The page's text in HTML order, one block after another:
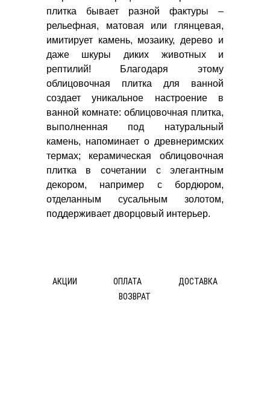
плитка бывает разной фактуры –
рельефная, матовая или глянцевая,
имитирует камень, мозаику, дерево и
даже шкуры диких животных и
рептилий! Благодаря этому
облицовочная плитка для ванной
создает уникальное настроение в
ванной комнате: облицовочная плитка,
выполненная под натуральный
камень, напоминает о древнеримских
термах; керамическая облицовочная
плитка в сочетании с элегантным
декором, например с бордюром,
отделанным сусальным золотом,
поддерживает дворцовый интерьер.
АКЦИИ ОПЛАТА
ДОСТАВКА
ВОЗВРАТ